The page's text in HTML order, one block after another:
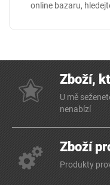
online bazaru,
Zboží,
U mě
nenabízí
Zboží
Produkty